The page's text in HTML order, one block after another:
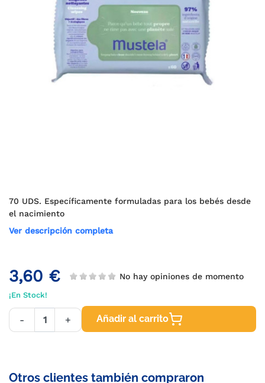
70 UDS. Específicamente formuladas para los bebés desde
el nacimiento
Ver descripción completa
3,60 € No hay opiniones de momento
¡En Stock!
- + Añadir al carrito
Otros clientes también compraron